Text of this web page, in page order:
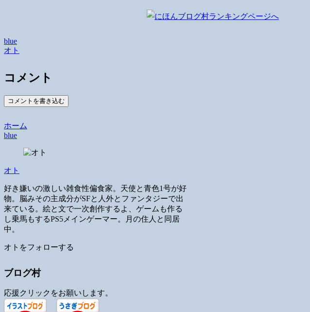
blue
オト
コメント
コメントを書き込む
ホーム
blue
オト
好き嫌いの激しい雑食性偏食家。天使と青色1号が好
物。脳みその主成分がSFと人外とファンタジーで出
来ている。絵と文で一次創作するよ、ゲームも作る
し乗馬もするPS5メインゲーマー。月の住人と同居
中。
オトをフォローする
ブログ村
応援クリックをお願いします。